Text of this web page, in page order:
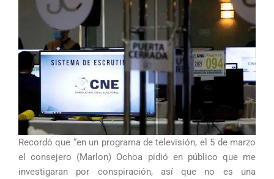
Recordó que “en un programa de televisión, el 5 de marzo
el consejero (Marlon) Ochoa pidió en público que me
investigaran por conspiración, así que no es una